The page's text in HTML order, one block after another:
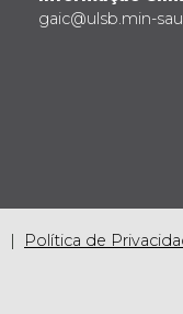
gaic@ulsb.min-
Política de